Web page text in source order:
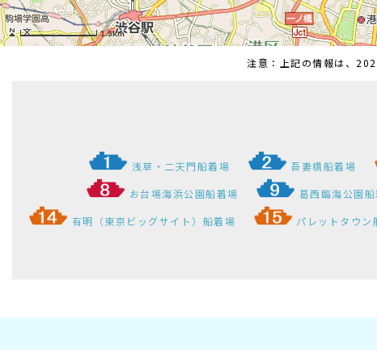
注意：上記の情報は、
浅草・二天門船着場 吾妻橋船着場
お台場海浜公園船着場
葛西臨海公園
有明（東京ビッグサイト）船着場
パレットタウン